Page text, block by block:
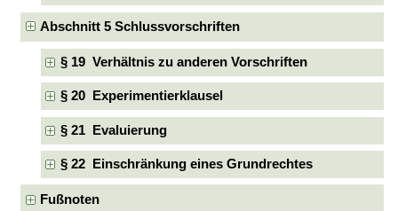
Abschnitt 5 Schlussvorschriften
§ 19 Verhältnis zu anderen Vorschriften
§ 20 Experimentierklausel
§ 21 Evaluierung
§ 22 Einschränkung eines Grundrechtes
Fußnoten